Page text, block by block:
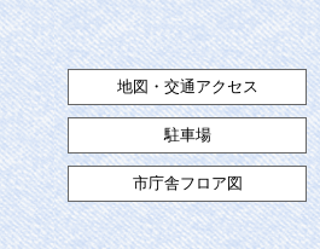
地図・交通アクセス
駐車場
市庁舎フロア図